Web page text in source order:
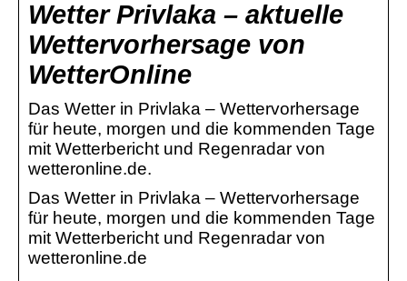
Wetter Privlaka – aktuelle
Wettervorhersage von
WetterOnline
Das Wetter in Privlaka – Wettervorhersage
für heute, morgen und die kommenden Tage
mit Wetterbericht und Regenradar von
wetteronline.de.
Das Wetter in Privlaka – Wettervorhersage
für heute, morgen und die kommenden Tage
mit Wetterbericht und Regenradar von
wetteronline.de